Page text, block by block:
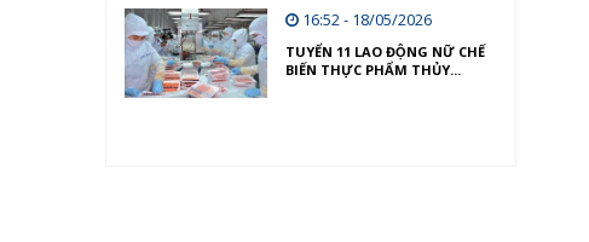
16:52 - 18/05/2026
TUYỂN 11 LAO ĐỘNG NỮ CHẾ
BIẾN THỰC PHẨM THỦY...